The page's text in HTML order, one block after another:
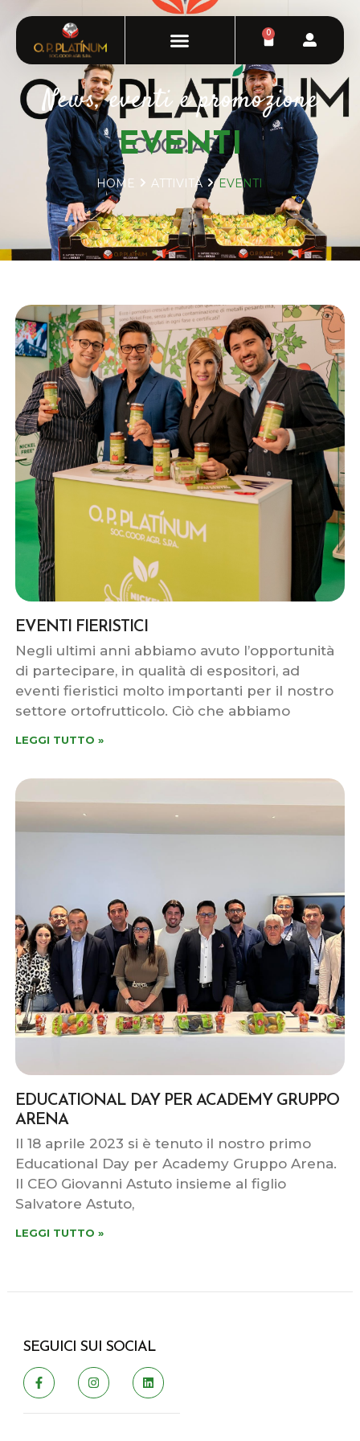
0
News, eventi e promozione
EVENTI
HOME ATTIVITÀ EVENTI
EVENTI FIERISTICI
Negli ultimi anni abbiamo avuto l’opportunità
di partecipare, in qualità di espositori, ad
eventi fieristici molto importanti per il nostro
settore ortofrutticolo. Ciò che abbiamo
LEGGI TUTTO »
EDUCATIONAL DAY PER ACADEMY GRUPPO
ARENA
Il 18 aprile 2023 si è tenuto il nostro primo
Educational Day per Academy Gruppo Arena.
Il CEO Giovanni Astuto insieme al figlio
Salvatore Astuto,
LEGGI TUTTO »
SEGUICI SUI SOCIAL